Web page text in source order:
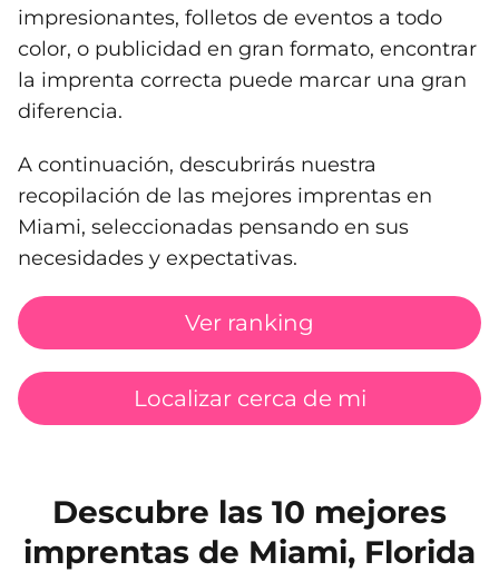
impresionantes, folletos de eventos a todo
color, o publicidad en gran formato, encontrar
la imprenta correcta puede marcar una gran
diferencia.
A continuación, descubrirás nuestra
recopilación de las mejores imprentas en
Miami, seleccionadas pensando en sus
necesidades y expectativas.
Ver ranking
Localizar cerca de mi
Descubre las 10 mejores
imprentas de Miami, Florida